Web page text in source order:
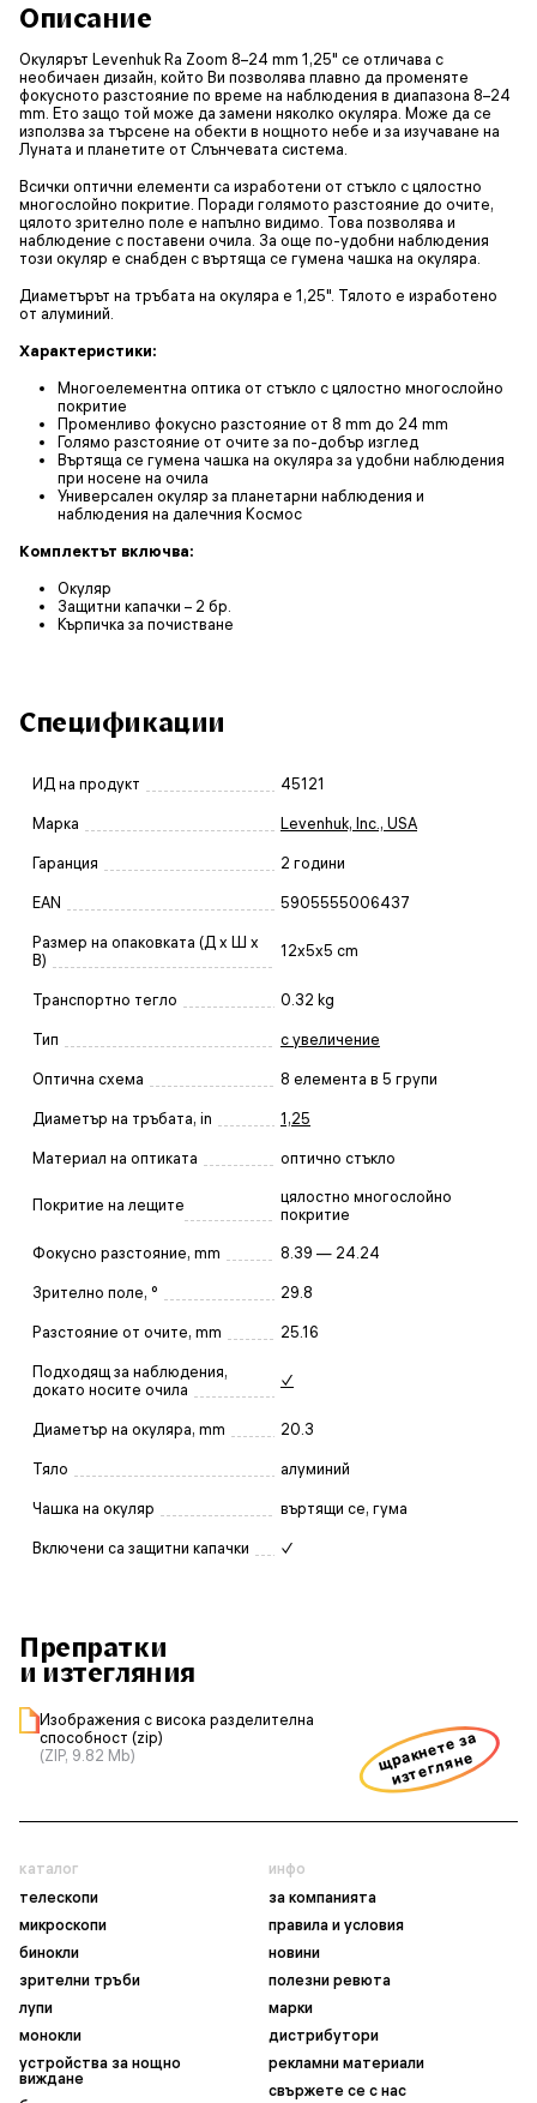
Описание
Окулярът Levenhuk Ra Zoom 8–24 mm 1,25" се отличава с
необичаен дизайн, който Ви позволява плавно да променяте
фокусното разстояние по време на наблюдения в диапазона 8–24
mm. Ето защо той може да замени няколко окуляра. Може да се
използва за търсене на обекти в нощното небе и за изучаване на
Луната и планетите от Слънчевата система.
Всички оптични елементи са изработени от стъкло с цялостно
многослойно покритие. Поради голямото разстояние до очите,
цялото зрително поле е напълно видимо. Това позволява и
наблюдение с поставени очила. За още по-удобни наблюдения
този окуляр е снабден с въртяща се гумена чашка на окуляра.
Диаметърът на тръбата на окуляра е 1,25". Тялото е изработено
от алуминий.
Характеристики:
Многоелементна оптика от стъкло с цялостно многослойно
покритие
Променливо фокусно разстояние от 8 mm до 24 mm
Голямо разстояние от очите за по-добър изглед
Въртяща се гумена чашка на окуляра за удобни наблюдения
при носене на очила
Универсален окуляр за планетарни наблюдения и
наблюдения на далечния Космос
Комплектът включва:
Окуляр
Защитни капачки – 2 бр.
Кърпичка за почистване
Спецификации
ИД на продукт 45121
Марка Levenhuk, Inc., USA
Гаранция 2 години
EAN 5905555006437
Размер на опаковката (Д x Ш x
В)
12x5x5 cm
Транспортно тегло 0.32 kg
Тип с увеличение
Оптична схема 8 елемента в 5 групи
Диаметър на тръбата, in 1,25
Материал на оптиката оптично стъкло
Покритие на лещите
цялостно многослойно
покритие
Фокусно разстояние, mm 8.39 — 24.24
Зрително поле, ° 29.8
Разстояние от очите, mm 25.16
Подходящ за наблюдения,
докато носите очила
✓
Диаметър на окуляра, mm 20.3
Тяло алуминий
Чашка на окуляр въртящи се, гума
Включени са защитни капачки ✓
Препратки
и изтегляния
Изображения с висока разделителна
способност (zip)
(ZIP, 9.82 Mb)
щракнете за
изтегляне
каталог
телескопи
микроскопи
бинокли
зрителни тръби
лупи
монокли
устройства за нощно
виждане
инфо
за компанията
правила и условия
новини
полезни ревюта
марки
дистрибутори
рекламни материали
свържете се с нас